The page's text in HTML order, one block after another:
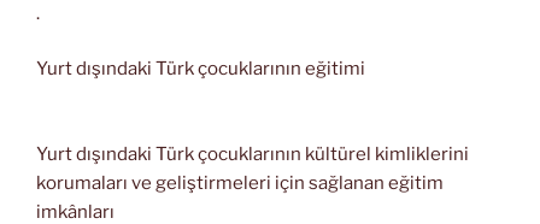
.
Yurt dışındaki Türk çocuklarının eğitimi
Yurt dışındaki Türk çocuklarının kültürel kimliklerini
korumaları ve geliştirmeleri için sağlanan eğitim
imkânları